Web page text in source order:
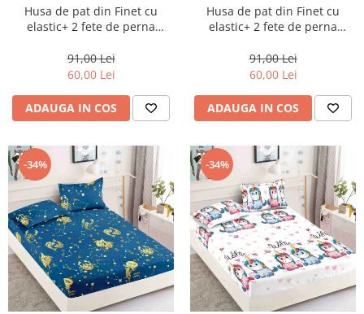
Husa de pat din Finet cu
elastic+ 2 fete de perna
91,00 Lei
60,00 Lei
ADAUGA IN COS
Husa de pat din Finet cu
elastic+ 2 fete de perna
91,00 Lei
60,00 Lei
ADAUGA IN COS
-34% -34%